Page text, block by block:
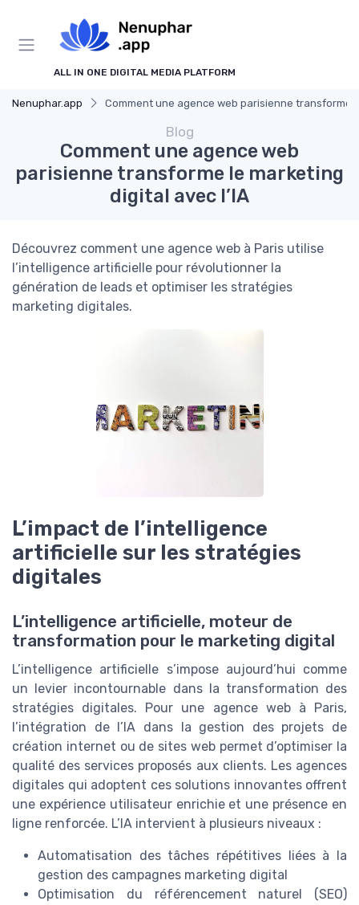
ALL IN ONE DIGITAL MEDIA PLATFORM
Nenuphar.app Comment une agence web parisienne transforme
Blog
Comment une agence web
parisienne transforme le marketing
digital avec l’IA
Découvrez comment une agence web à Paris utilise
l’intelligence artificielle pour révolutionner la
génération de leads et optimiser les stratégies
marketing digitales.
L’impact de l’intelligence
artificielle sur les stratégies
digitales
L’intelligence artificielle, moteur de
transformation pour le marketing digital
L’intelligence artificielle s’impose aujourd’hui comme
un levier incontournable dans la transformation des
stratégies digitales. Pour une agence web à Paris,
l’intégration de l’IA dans la gestion des projets de
création internet ou de sites web permet d’optimiser la
qualité des services proposés aux clients. Les agences
digitales qui adoptent ces solutions innovantes offrent
une expérience utilisateur enrichie et une présence en
ligne renforcée. L’IA intervient à plusieurs niveaux :
Automatisation des tâches répétitives liées à la
gestion des campagnes marketing digital
Optimisation du référencement naturel (SEO)